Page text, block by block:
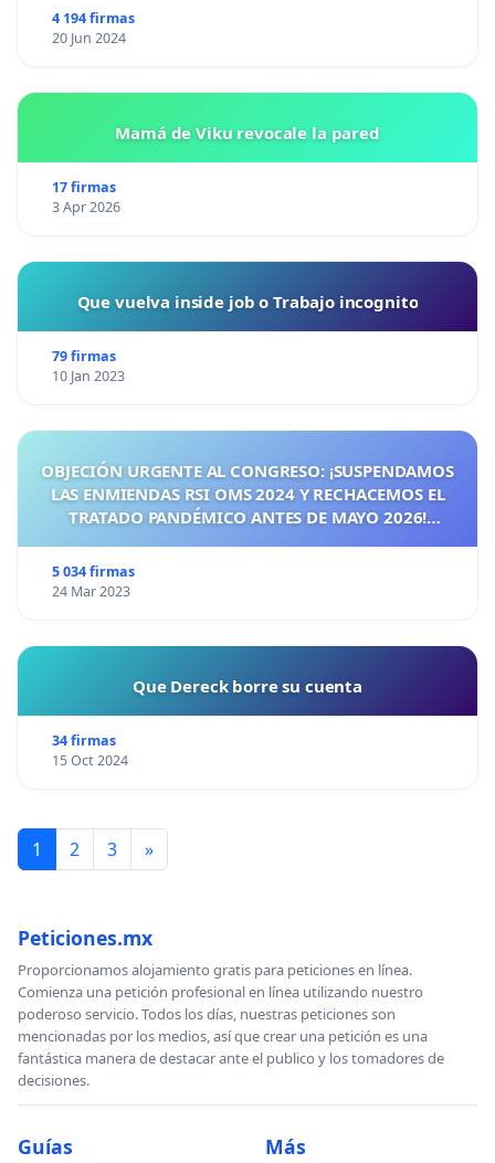
4 194 firmas
20 Jun 2024
Mamá de Viku revocale la pared
17 firmas
3 Apr 2026
Que vuelva inside job o Trabajo incognito
79 firmas
10 Jan 2023
OBJECIÓN URGENTE AL CONGRESO: ¡SUSPENDAMOS
LAS ENMIENDAS RSI OMS 2024 Y RECHACEMOS EL
TRATADO PANDÉMICO ANTES DE MAYO 2026!
5 034 firmas
24 Mar 2023
Que Dereck borre su cuenta
34 firmas
15 Oct 2024
1 2 3 »
Peticiones.mx
Proporcionamos alojamiento gratis para peticiones en línea.
Comienza una petición profesional en línea utilizando nuestro
poderoso servicio. Todos los días, nuestras peticiones son
mencionadas por los medios, así que crear una petición es una
fantástica manera de destacar ante el publico y los tomadores de
decisiones.
Guías Más